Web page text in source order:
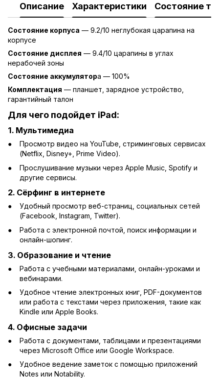
Описание Характеристики Состояние
Состояние корпуса — 9.2/10 неглубокая царапина на
корпусе
Состояние дисплея — 9.4/10 царапины в углах
нерабочей зоны
Состояние аккумулятора — 100%
Комплектация — планшет, зарядное устройство,
гарантийный талон
Для чего подойдет iPad:
1. Мультимедиа
Просмотр видео на YouTube, стриминговых сервисах
(Netflix, Disney+, Prime Video).
Прослушивание музыки через Apple Music, Spotify и
другие сервисы.
2. Сёрфинг в интернете
Удобный просмотр веб-страниц, социальных сетей
(Facebook, Instagram, Twitter).
Работа с электронной почтой, поиск информации и
онлайн-шопинг.
3. Образование и чтение
Работа с учебными материалами, онлайн-уроками и
вебинарами.
Удобное чтение электронных книг, PDF-документов
или работа с текстами через приложения, такие как
Kindle или Apple Books.
4. Офисные задачи
Работа с документами, таблицами и презентациями
через Microsoft Office или Google Workspace.
Удобное ведение заметок с помощью приложений
Notes или Notability.